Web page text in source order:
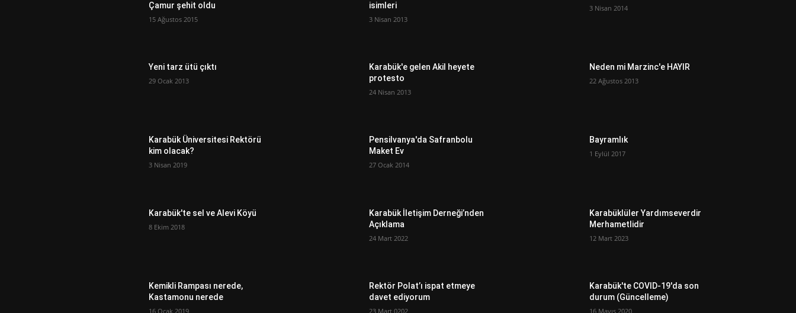
Çamur şehit oldu
15 Ağustos 2015
Yeni tarz ütü çıktı
29 Ocak 2013
Karabük Üniversitesi Rektörü
kim olacak?
3 Nisan 2019
Karabük'te sel ve Alevi Köyü
8 Ekim 2018
Kemikli Rampası nerede,
Kastamonu nerede
16 Ocak 2019
isimleri
3 Nisan 2013
Karabük'e gelen Akil heyete
protesto
24 Nisan 2013
Pensilvanya'da Safranbolu
Maket Ev
27 Ocak 2014
Karabük İletişim Derneği’nden
Açıklama
24 Mart 2022
Rektör Polat’ı ispat etmeye
davet ediyorum
23 Mart 0202
3 Nisan 2014
Neden mi Marzinc'e HAYIR
22 Ağustos 2013
Bayramlık
1 Eylül 2017
Karabüklüler Yardımseverdir
Merhametlidir
12 Mart 2023
Karabük'te COVID-19'da son
durum (Güncelleme)
16 Mayıs 2020